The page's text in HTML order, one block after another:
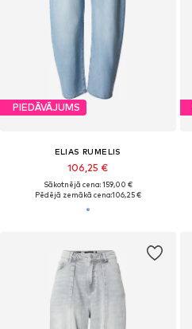
PIEDĀVĀJUMS
ELIAS RUMELIS
106,25 €
Sākotnējā cena: 159,00 €
Pēdējā zemākā cena:106,25 €